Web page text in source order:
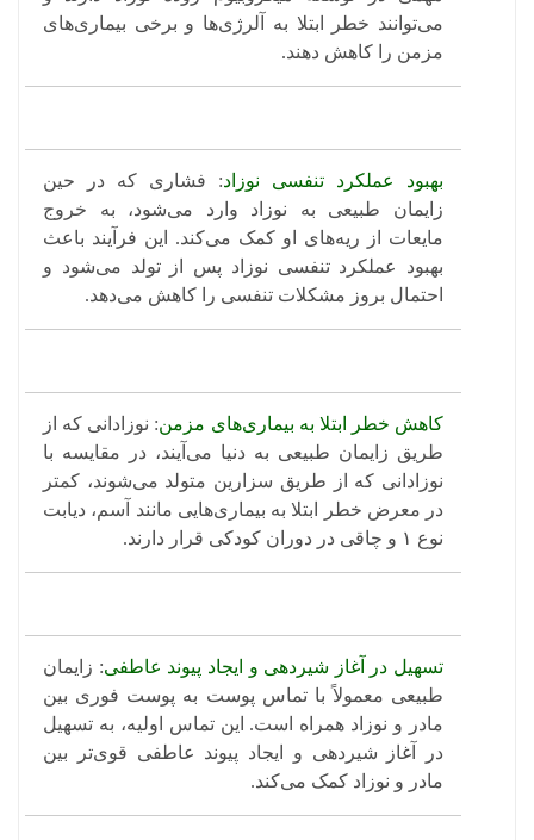
می‌توانند خطر ابتلا به آلرژی‌ها و برخی بیماری‌های
مزمن را کاهش دهند.
بهبود عملکرد تنفسی نوزاد: فشاری که در حین
زایمان طبیعی به نوزاد وارد می‌شود، به خروج
مایعات از ریه‌های او کمک می‌کند. این فرآیند باعث
بهبود عملکرد تنفسی نوزاد پس از تولد می‌شود و
احتمال بروز مشکلات تنفسی را کاهش می‌دهد.
کاهش خطر ابتلا به بیماری‌های مزمن: نوزادانی که از
طریق زایمان طبیعی به دنیا می‌آیند، در مقایسه با
نوزادانی که از طریق سزارین متولد می‌شوند، کمتر
در معرض خطر ابتلا به بیماری‌هایی مانند آسم، دیابت
نوع ۱ و چاقی در دوران کودکی قرار دارند.
تسهیل در آغاز شیردهی و ایجاد پیوند عاطفی: زایمان
طبیعی معمولاً با تماس پوست به پوست فوری بین
مادر و نوزاد همراه است. این تماس اولیه، به تسهیل
در آغاز شیردهی و ایجاد پیوند عاطفی قوی‌تر بین
مادر و نوزاد کمک می‌کند.